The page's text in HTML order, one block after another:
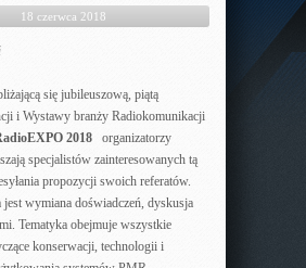
18 czerwca 2018
się jubileuszową, piątą
i Wystawy branży Radiokomunikacji
2018 organizatorzy
specjalistów zainteresowanych tą
propozycji swoich referatów.
jest wymiana doświadczeń, dyskusja
Tematyka obejmuje wszystkie
konserwacji, technologii i